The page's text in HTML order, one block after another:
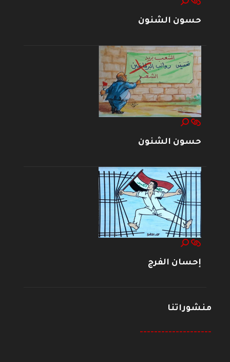
حسون الشنون
حسون الشنون
إحسان الفرج
منشوراتنا
--------------------